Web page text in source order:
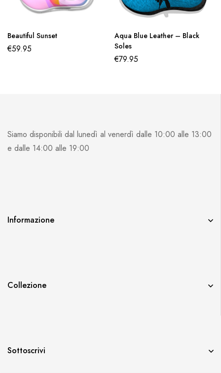
Beautiful Sunset
€59.95
Aqua Blue Leather – Black
Soles
€79.95
Siamo disponibili dal lunedì al venerdì dalle 10:00 alle 13:00
e dalle 14:00 alle 19:00
Informazione
Collezione
Sottoscrivi